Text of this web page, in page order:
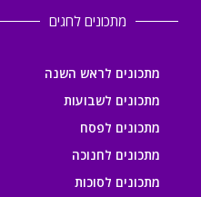
מתכונים לחגים
מתכונים לראש השנה
מתכונים לשבועות
מתכונים לפסח
מתכונים לחנוכה
מתכונים לסוכות